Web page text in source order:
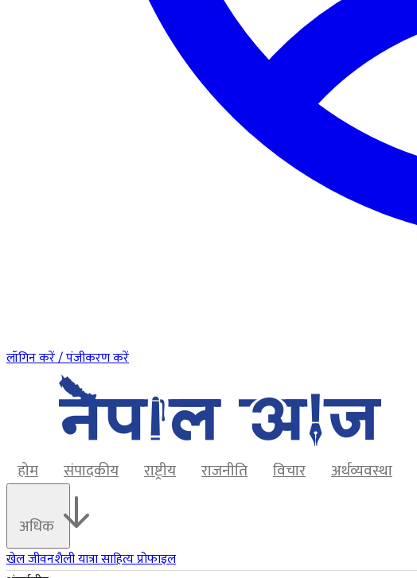
लॉगिन करें / पंजीकरण करें
होम संपादकीय राष्ट्रीय राजनीति विचार अर्थव्यवस्था
अधिक
खेलजीवनशैलीयात्रासाहित्यप्रोफाइल